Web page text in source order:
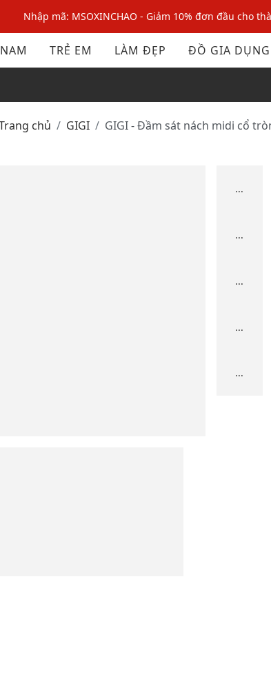
Nhập mã: MSOXINCHAO - Giảm 10% đơn đầu cho
Nhập mã MSOPAY100: giảm ngay 10% khi thanh
Nhập mã: MSOXINCHAO - Giảm 10% đơn đầu cho
NAM TRẺ EM LÀM ĐẸP ĐỒ GIA DỤNG
Trang chủ GIGI GIGI - Đầm sát nách midi cổ
...
...
...
...
...